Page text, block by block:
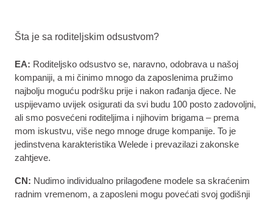
Šta je sa roditeljskim odsustvom?
EA: Roditeljsko odsustvo se, naravno, odobrava u našoj
kompaniji, a mi činimo mnogo da zaposlenima pružimo
najbolju moguću podršku prije i nakon rađanja djece. Ne
uspijevamo uvijek osigurati da svi budu 100 posto zadovoljni,
ali smo posvećeni roditeljima i njihovim brigama – prema
mom iskustvu, više nego mnoge druge kompanije. To je
jedinstvena karakteristika Welede i prevazilazi zakonske
zahtjeve.
CN: Nudimo individualno prilagođene modele sa skraćenim
radnim vremenom, a zaposleni mogu povećati svoj godišnji